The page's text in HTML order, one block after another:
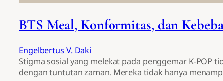
BTS Meal, Konformitas, dan
Engelbertus V. Daki
Stigma sosial yang melekat pada penggemar K-POP
dengan tuntutan zaman. Mereka tidak hanya